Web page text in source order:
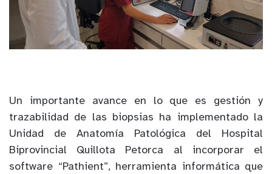
Un importante avance en lo que es gestión y
trazabilidad de las biopsias ha implementado la
Unidad de Anatomía Patológica del Hospital
Biprovincial Quillota Petorca al incorporar el
software “Pathient”, herramienta informática que